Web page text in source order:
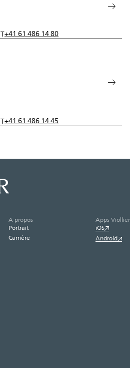
T+41 61 486 14 80
T+41 61 486 14 45
À propos
Portrait
Carrière
Apps Viollier
iOS
Android